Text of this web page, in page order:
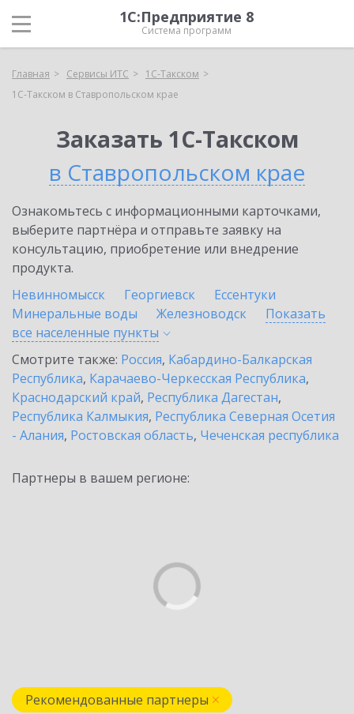
1С:Предприятие 8
Система программ
Главная Сервисы ИТС
1С-Такском
1С-Такском в Ставропольском крае
Заказать 1С-Такском
в Ставропольском крае
Ознакомьтесь с информационными карточками,
выберите партнёра и отправьте заявку на
консультацию, приобретение или внедрение
продукта.
Невинномысск
Георгиевск
Ессентуки
Минеральные воды
Железноводск
Показать
все населенные пункты
Смотрите также: Россия, Кабардино-Балкарская
Республика, Карачаево-Черкесская Республика,
Краснодарский край, Республика Дагестан,
Республика Калмыкия, Республика Северная Осетия
- Алания, Ростовская область, Чеченская республика
Партнеры в вашем регионе:
Рекомендованные партнеры